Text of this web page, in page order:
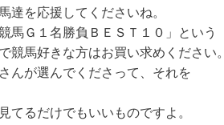
達を応援してくださいね。
馬Ｇ１名勝負ＢＥＳＴ１０」という
競馬好きな方はお買い求めください。
んが選んでくださって、それを
てるだけでもいいものですよ。